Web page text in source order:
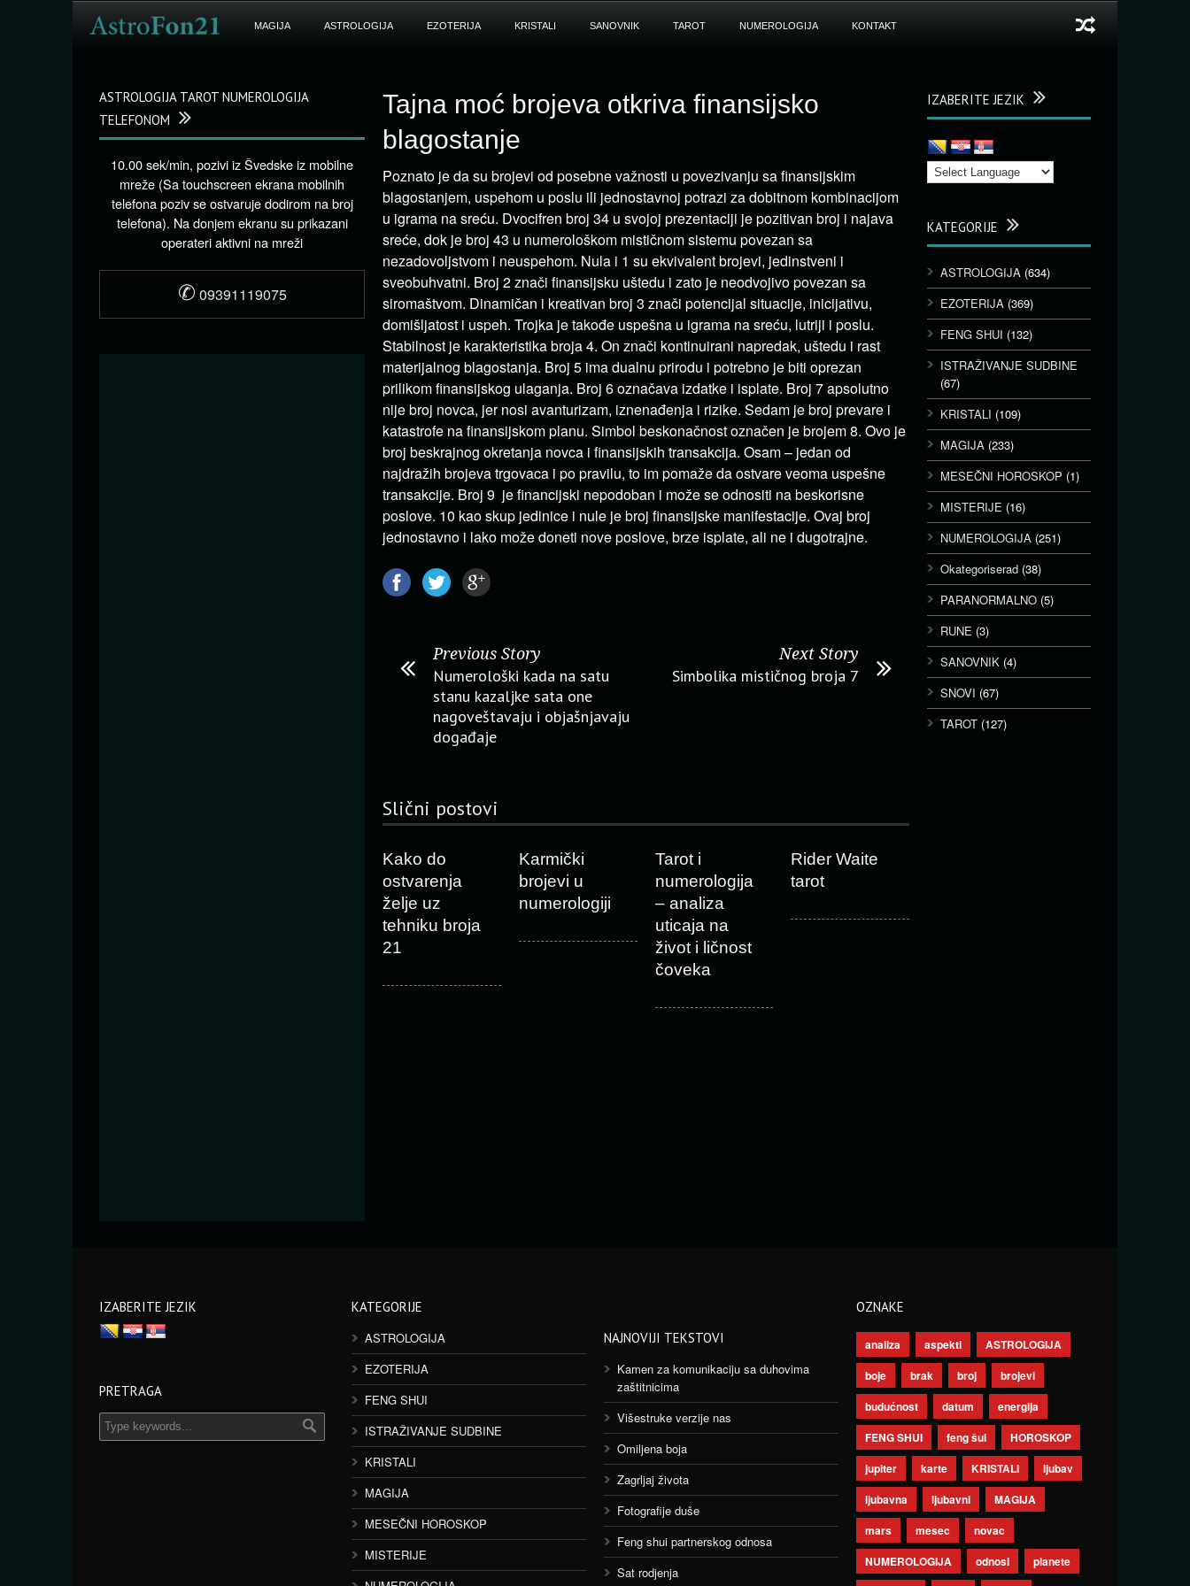
MAGIJA ASTROLOGIJA EZOTERIJA KRISTALI SANOVNIK TAROT NUMEROLOGIJA KONTAKT
Tajna moć brojeva otkriva finansijsko
blagostanje
Poznato je da su brojevi od posebne važnosti u povezivanju sa finansijskim
blagostanjem, uspehom u poslu ili jednostavnoj potrazi za dobitnom kombinacijom
u igrama na sreću. Dvocifren broj 34 u svojoj prezentaciji je pozitivan broj i najava
sreće, dok je broj 43 u numerološkom mističnom sistemu povezan sa
nezadovoljstvom i neuspehom. Nula i 1 su ekvivalent brojevi, jedinstveni i
sveobuhvatni. Broj 2 znači finansijsku uštedu i zato je neodvojivo povezan sa
siromaštvom. Dinamičan i kreativan broj 3 znači potencijal situacije, inicijativu,
domišljatost i uspeh. Trojka je takođe uspešna u igrama na sreću, lutriji i poslu.
Stabilnost je karakteristika broja 4. On znači kontinuirani napredak, uštedu i rast
materijalnog blagostanja. Broj 5 ima dualnu prirodu i potrebno je biti oprezan
prilikom finansijskog ulaganja. Broj 6 označava izdatke i isplate. Broj 7 apsolutno
nije broj novca, jer nosi avanturizam, iznenađenja i rizike. Sedam je broj prevare i
katastrofe na finansijskom planu. Simbol beskonačnost označen je brojem 8. Ovo je
broj beskrajnog okretanja novca i finansijskih transakcija. Osam – jedan od
najdražih brojeva trgovaca i po pravilu, to im pomaže da ostvare veoma uspešne
transakcije. Broj 9 je financijski nepodoban i može se odnositi na beskorisne
poslove. 10 kao skup jedinice i nule je broj finansijske manifestacije. Ovaj broj
jednostavno i lako može doneti nove poslove, brze isplate, ali ne i dugotrajne.
Previous Story
Numerološki kada na satu
stanu kazaljke sata one
nagoveštavaju i objašnjavaju
događaje
Next Story
Simbolika mističnog broja 7
Slični postovi
Kako do
ostvarenja
želje uz
tehniku broja
21
Karmički
brojevi u
numerologiji
Tarot i
numerologija
– analiza
uticaja na
život i ličnost
čoveka
Rider Waite
tarot
IZABERITE JEZIK
KATEGORIJE
ASTROLOGIJA (634)
EZOTERIJA (369)
FENG SHUI (132)
ISTRAŽIVANJE SUDBINE
(67)
KRISTALI (109)
MAGIJA (233)
MESEČNI HOROSKOP (1)
MISTERIJE (16)
NUMEROLOGIJA (251)
Okategoriserad (38)
PARANORMALNO (5)
RUNE (3)
SANOVNIK (4)
SNOVI (67)
TAROT (127)
ASTROLOGIJA TAROT NUMEROLOGIJA
TELEFONOM
10.00 sek/min, pozivi iz Švedske iz mobilne
mreže (Sa touchscreen ekrana mobilnih
telefona poziv se ostvaruje dodirom na broj
telefona). Na donjem ekranu su prikazani
operateri aktivni na mreži
✆ 09391119075
IZABERITE JEZIK
PRETRAGA
KATEGORIJE
ASTROLOGIJA
EZOTERIJA
FENG SHUI
ISTRAŽIVANJE SUDBINE
KRISTALI
MAGIJA
MESEČNI HOROSKOP
MISTERIJE
NAJNOVIJI TEKSTOVI
Kamen za komunikaciju sa duhovima
zaštitnicima
Višestruke verzije nas
Omiljena boja
Zagrljaj života
Fotografije duše
Feng shui partnerskog odnosa
Sat rodjenja
OZNAKE
analiza aspekti
ASTROLOGIJA
boje
brak broj
brojevi
budućnost
datum
energija
FENG SHUI
feng šui
HOROSKOP
jupiter
karte KRISTALI
ljubav
ljubavna
ljubavni
MAGIJA
mars
mesec
novac
NUMEROLOGIJA
odnosi
planete